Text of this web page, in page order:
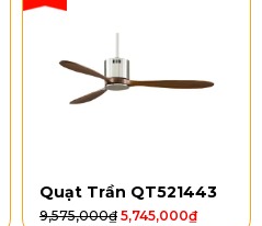
Quạt Trần QT521443
9,575,000₫ 5,745,000₫